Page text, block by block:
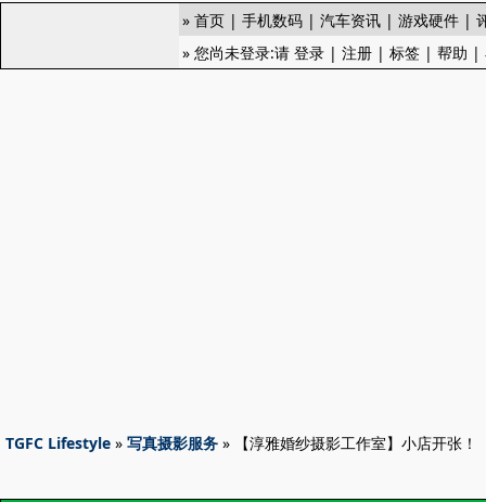
» 首页 | 手机数码 | 汽车资讯 | 游戏硬件 |
» 您尚未登录:请 登录 | 注册 | 标签 | 帮助 |
TGFC Lifestyle » 写真摄影服务 » 【淳雅婚纱摄影工作室】小店开张！